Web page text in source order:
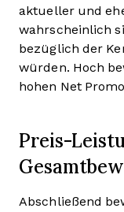
aktueller und
wahrscheinlich
bezüglich der
würden. Hoch
hohen Net
Preis-
Abschließend